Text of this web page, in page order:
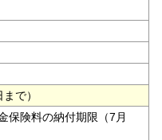
で）
保険料の納付期限（7月